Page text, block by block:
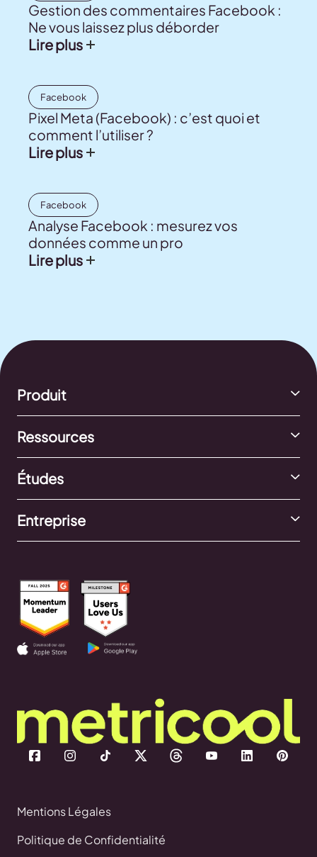
Gestion des commentaires Facebook :
Ne vous laissez plus déborder
Lire plus
Facebook
Pixel Meta (Facebook) : c’est quoi et
comment l’utiliser ?
Lire plus
Facebook
Analyse Facebook : mesurez vos
données comme un pro
Lire plus
Produit
Ressources
Études
Entreprise
Mentions Légales
Politique de Confidentialité